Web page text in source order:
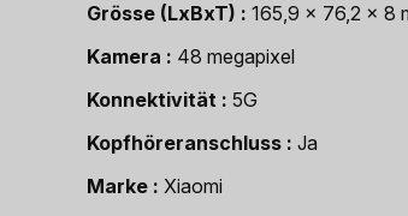
Grösse (LxBxT)
165,9 x 76,2 x 8
Kamera
48 megapixel
Konnektivität
5G
Kopfhöreranschluss
Ja
Marke
Xiaomi